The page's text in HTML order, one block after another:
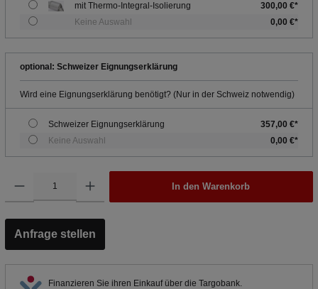
mit Thermo-Integral-Isolierung
300,00 €*
Keine Auswahl
0,00 €*
optional: Schweizer Eignungserklärung
Wird eine Eignungserklärung benötigt? (Nur in der Schweiz notwendig)
Schweizer Eignungserklärung
357,00 €*
Keine Auswahl
0,00 €*
In den Warenkorb
Anfrage stellen
Finanzieren Sie ihren Einkauf über die Targobank.